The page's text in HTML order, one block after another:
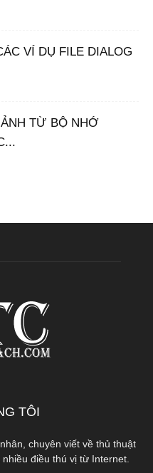
VÍ DỤ FILE DIALOG
TỪ BỘ NHỚ
TÔI
chuyên viết về thủ thuật
điều thú vị từ Internet.